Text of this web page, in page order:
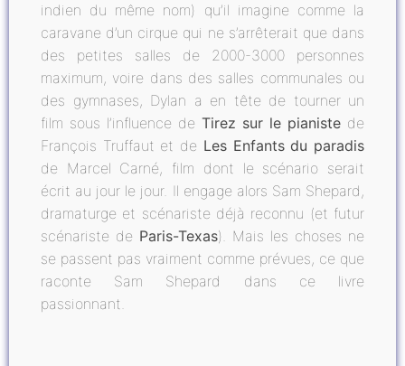
indien du même nom) qu’il imagine comme la
caravane d’un cirque qui ne s’arrêterait que dans
des petites salles de 2000-3000 personnes
maximum, voire dans des salles communales ou
des gymnases, Dylan a en tête de tourner un
film sous l’influence de Tirez sur le pianiste de
François Truffaut et de Les Enfants du paradis
de Marcel Carné, film dont le scénario serait
écrit au jour le jour. Il engage alors Sam Shepard,
dramaturge et scénariste déjà reconnu (et futur
scénariste de Paris-Texas). Mais les choses ne
se passent pas vraiment comme prévues, ce que
raconte Sam Shepard dans ce livre
passionnant.